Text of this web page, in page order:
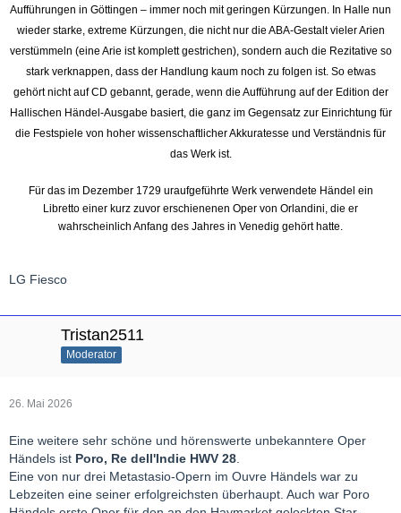
Aufführungen in Göttingen – immer noch mit geringen Kürzungen. In Halle nun
wieder starke, extreme Kürzungen, die nicht nur die ABA-Gestalt vieler Arien
verstümmeln (eine Arie ist komplett gestrichen), sondern auch die Rezitative so
stark verknappen, dass der Handlung kaum noch zu folgen ist. So etwas
gehört nicht auf CD gebannt, gerade, wenn die Aufführung auf der Edition der
Hallischen Händel-Ausgabe basiert, die ganz im Gegensatz zur Einrichtung für
die Festspiele von hoher wissenschaftlicher Akkuratesse und Verständnis für
das Werk ist.
Für das im Dezember 1729 uraufgeführte Werk verwendete Händel ein
Libretto einer kurz zuvor erschienenen Oper von Orlandini, die er
wahrscheinlich Anfang des Jahres in Venedig gehört hatte.
LG Fiesco
Tristan2511
Moderator
26. Mai 2026
Eine weitere sehr schöne und hörenswerte unbekanntere Oper
Händels ist Poro, Re dell'Indie HWV 28
Eine von nur drei Metastasio-Opern im Ouvre Händels war zu
Lebzeiten eine seiner erfolgreichsten überhaupt. Auch war Poro